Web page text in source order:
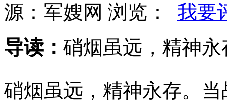
源：军嫂网 浏览：
我要
导读： 硝烟虽远，精神永
硝烟虽远，精神永存。